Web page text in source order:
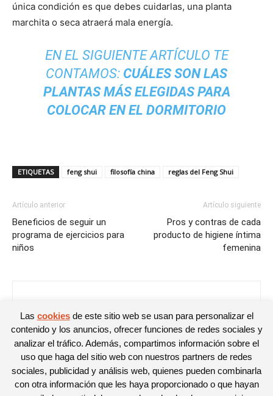
única condición es que debes cuidarlas, una planta
marchita o seca atraerá mala energía.
EN EL SIGUIENTE ARTÍCULO TE
CONTAMOS: CUÁLES SON LAS
PLANTAS MÁS ELEGIDAS PARA
COLOCAR EN EL DORMITORIO
ETIQUETAS feng shui filosofía china reglas del Feng Shui
Artículo anterior
Beneficios de seguir un
programa de ejercicios para
niños
Artículo siguiente
Pros y contras de cada
producto de higiene íntima
femenina
Las cookiesde este sitio web se usan para personalizar el
contenido y los anuncios, ofrecer funciones de redes sociales y
analizar el tráfico. Además, compartimos información sobre el
uso que haga del sitio web con nuestros partners de redes
sociales, publicidad y análisis web, quienes pueden combinarla
con otra información que les haya proporcionado o que hayan